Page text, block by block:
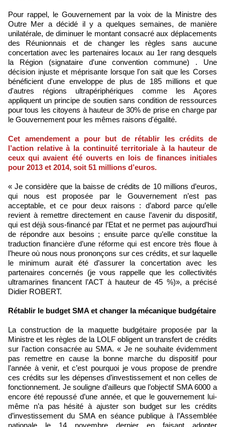
Pour rappel, le Gouvernement par la voix de la Ministre des
Outre Mer a décidé il y a quelques semaines, de manière
unilatérale, de diminuer le montant consacré aux déplacements
des Réunionnais et de changer les règles sans aucune
concertation avec les partenaires locaux au 1er rang desquels
la Région (signataire d'une convention commune) . Une
décision injuste et méprisante lorsque l'on sait que les Corses
bénéficient d'une enveloppe de plus de 185 millions et que
d'autres régions ultrapériphériques comme les Açores
appliquent un principe de soutien sans condition de ressources
pour tous les citoyens à hauteur de 30% de prise en charge par
le Gouvernement pour les mêmes raisons d'égalité.
Cet amendement a pour but de rétablir les crédits de
l’action relative à la continuité territoriale à la hauteur de
ceux qui avaient été ouverts en lois de finances initiales
pour 2013 et 2014, soit 51 millions d’euros.
« Je considère que la baisse de crédits de 10 millions d’euros,
qui nous est proposée par le Gouvernement n’est pas
acceptable, et ce pour deux raisons : d’abord parce qu’elle
revient à remettre directement en cause l’avenir du dispositif,
qui est déjà sous-financé par l’Etat et ne permet pas aujourd’hui
de répondre aux besoins ; ensuite parce qu’elle constitue la
traduction financière d’une réforme qui est encore très floue à
l’heure où nous nous prononçons sur ces crédits, et sur laquelle
le minimum aurait été d’assurer la concertation avec les
partenaires concernés (je vous rappelle que les collectivités
ultramarines financent l’ACT à hauteur de 45 %)», a précisé
Didier ROBERT.
Rétablir le budget SMA et changer la mécanique budgétaire
La construction de la maquette budgétaire proposée par la
Ministre et les règles de la LOLF obligent un transfert de crédits
sur l’action consacrée au SMA. « Je ne souhaite évidemment
pas remettre en cause la bonne marche du dispositif pour
l’année à venir, et c’est pourquoi je vous propose de prendre
ces crédits sur les dépenses d’investissement et non celles de
fonctionnement. Je souligne d’ailleurs que l’objectif SMA 6000 a
encore été repoussé d’une année, et que le gouvernement lui-
même n’a pas hésité à ajuster son budget sur les crédits
d’investissement du SMA en séance publique à l’Assemblée
nationale le 14 novembre dernier en faisant adopter